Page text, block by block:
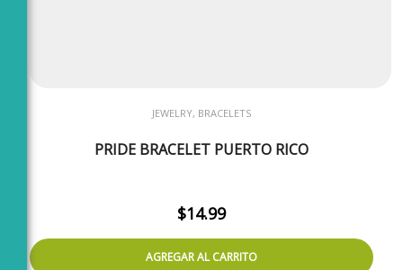
JEWELRY, BRACELETS
PRIDE BRACELET PUERTO RICO
$14.99
AGREGAR AL CARRITO